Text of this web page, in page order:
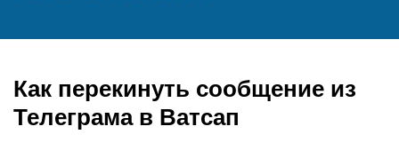
Как перекинуть сообщение из
Телеграма в Ватсап